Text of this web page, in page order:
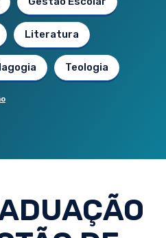
Literatura
Teologia